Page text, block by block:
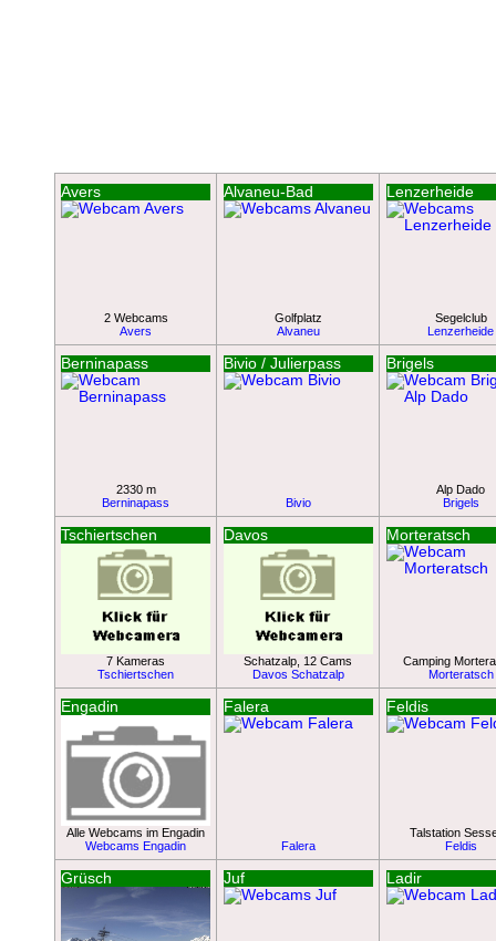
Avers
2 Webcams
Avers
Alvaneu-Bad
Golfplatz
Alvaneu
Lenzerheide
Segelclub
Lenzerheide
Berninapass
2330 m
Berninapass
Bivio / Julierpass
Bivio
Brigels
Alp Dado
Brigels
Tschiertschen
7 Kameras
Tschiertschen
Davos
Schatzalp, 12 Cams
Davos Schatzalp
Morteratsch
Camping
Morteratsch
Engadin
Alle Webcams im Engadin
Webcams Engadin
Falera
Falera
Feldis
Talstation
Feldis
Grüsch Juf Ladir